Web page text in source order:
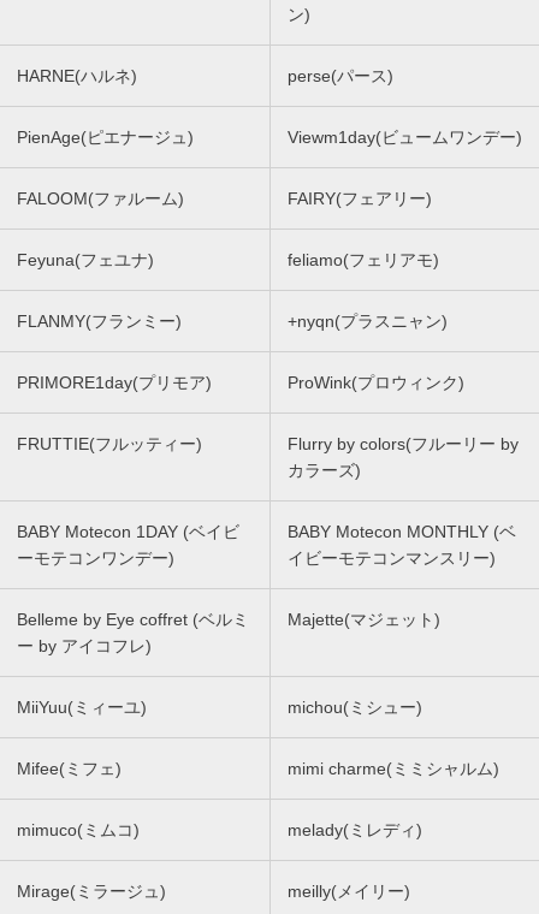
ン)
HARNE(ハルネ) perse(パース)
PienAge(ピエナージュ) Viewm1day(ビュームワンデー)
FALOOM(ファルーム) FAIRY(フェアリー)
Feyuna(フェユナ) feliamo(フェリアモ)
FLANMY(フランミー) +nyqn(プラスニャン)
PRIMORE1day(プリモア) ProWink(プロウィンク)
FRUTTIE(フルッティー)
Flurry by colors(フルーリー by
カラーズ)
BABY Motecon 1DAY (ベイビ
ーモテコンワンデー)
BABY Motecon MONTHLY (ベ
イビーモテコンマンスリー)
Belleme by Eye coffret (ベルミ
ー by アイコフレ)
Majette(マジェット)
MiiYuu(ミィーユ) michou(ミシュー)
Mifee(ミフェ) mimi charme(ミミシャルム)
mimuco(ミムコ) melady(ミレディ)
Mirage(ミラージュ) meilly(メイリー)